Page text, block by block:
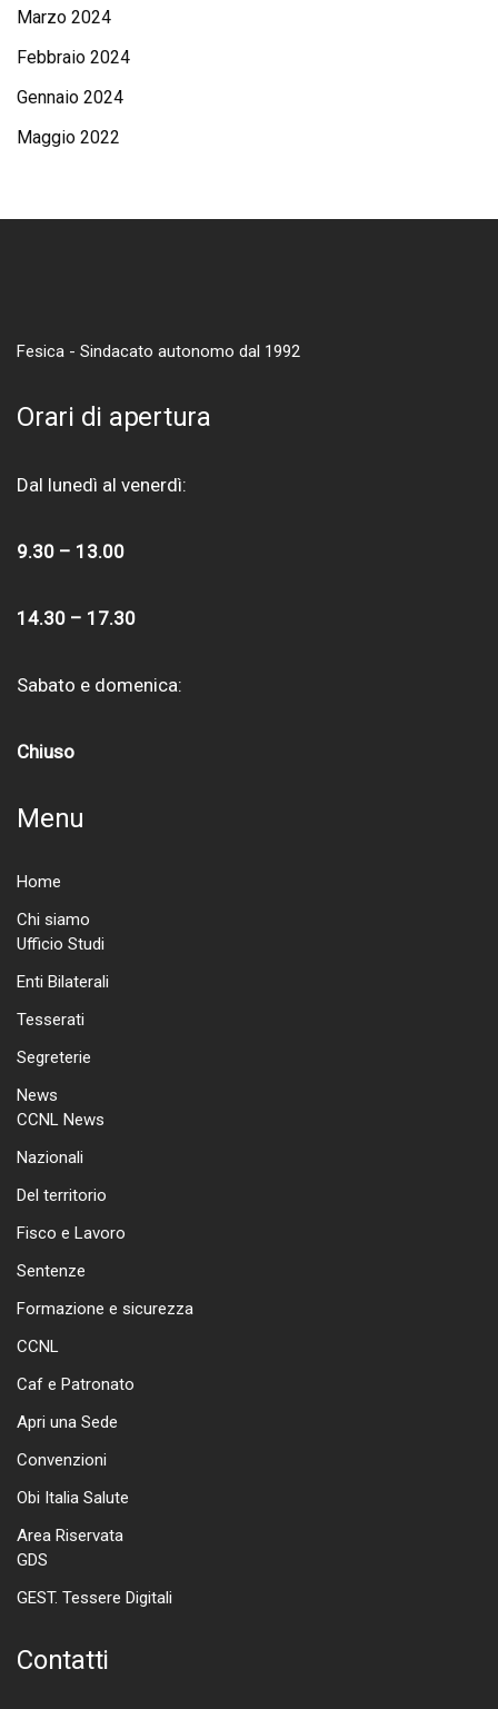
Marzo 2024
Febbraio 2024
Gennaio 2024
Maggio 2022
Fesica - Sindacato autonomo dal 1992
Orari di apertura
Dal lunedì al venerdì:
9.30 – 13.00
14.30 – 17.30
Sabato e domenica:
Chiuso
Menu
Home
Chi siamo
Ufficio Studi
Enti Bilaterali
Tesserati
Segreterie
News
CCNL News
Nazionali
Del territorio
Fisco e Lavoro
Sentenze
Formazione e sicurezza
CCNL
Caf e Patronato
Apri una Sede
Convenzioni
Obi Italia Salute
Area Riservata
GDS
GEST. Tessere Digitali
Contatti